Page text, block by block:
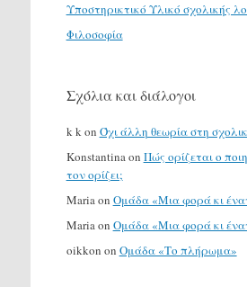
Υποστηρικτικό Υλικό σχολικής
Φιλοσοφία
Σχόλια και διάλογοι
k kon Όχι άλλη θεωρία στη
Konstantinaon Πώς ορίζεται ο
τον ορίζει;
Mariaon Ομάδα «Μια φορά κι
Mariaon Ομάδα «Μια φορά κι
oikkon on Ομάδα «Το πλήρωμα»